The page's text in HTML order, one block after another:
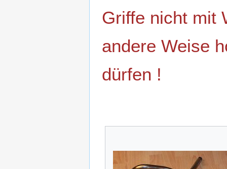
Griffe nicht mit
andere Weise
dürfen !